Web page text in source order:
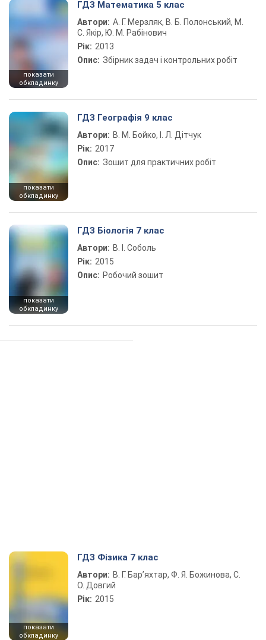
показати
обкладинку
ГДЗ Математика 5 клас
Автори: А. Г. Мерзляк, В. Б. Полонський, М.
С. Якір, Ю. М. Рабінович
Рік: 2013
Опис: Збірник задач і контрольних робіт
показати
обкладинку
ГДЗ Географія 9 клас
Автори: В. М. Бойко, І. Л. Дітчук
Рік: 2017
Опис: Зошит для практичних робіт
показати
обкладинку
ГДЗ Біологія 7 клас
Автори: В. І. Соболь
Рік: 2015
Опис: Робочий зошит
показати
обкладинку
ГДЗ Фізика 7 клас
Автори: В. Г. Бар’яхтар, Ф. Я. Божинова, С.
О. Довгий
Рік: 2015